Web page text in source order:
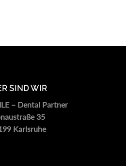
SIND WIR
– Dental Partner
35
Karlsruhe